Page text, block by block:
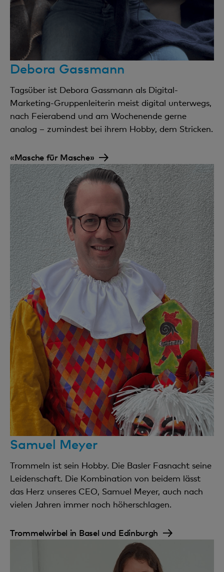
Debora Gassmann
Tagsüber ist Debora Gassmann als Digital-
Marketing-Gruppenleiterin meist digital unterwegs,
nach Feierabend und am Wochenende gerne
analog – zumindest bei ihrem Hobby, dem Stricken.
«Masche für Masche»
Samuel Meyer
Trommeln ist sein Hobby. Die Basler Fasnacht seine
Leidenschaft. Die Kombination von beidem lässt
das Herz unseres CEO, Samuel Meyer, auch nach
vielen Jahren immer noch höherschlagen.
Trommelwirbel in Basel und Edinburgh